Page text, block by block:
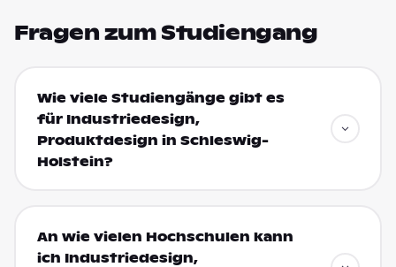
Fragen zum Studiengang
Wie viele Studiengänge gibt es
für Industriedesign,
Produktdesign in Schleswig-
Holstein?
An wie vielen Hochschulen kann
ich Industriedesign,